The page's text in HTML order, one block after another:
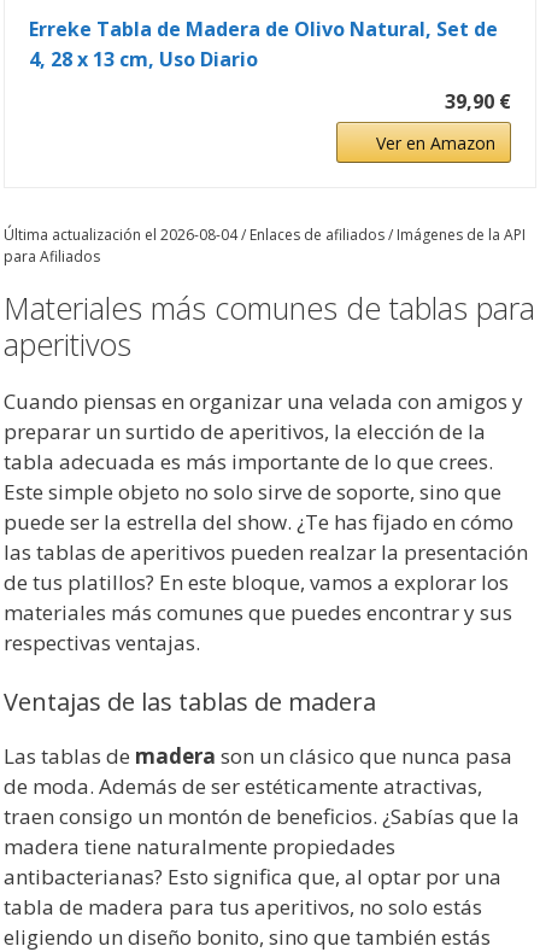
Erreke Tabla de Madera de Olivo Natural, Set de
4, 28 x 13 cm, Uso Diario
39,90 €
Ver en Amazon
Última actualización el 2026-08-04 / Enlaces de afiliados / Imágenes de la API
para Afiliados
Materiales más comunes de tablas para
aperitivos
Cuando piensas en organizar una velada con amigos y
preparar un surtido de aperitivos, la elección de la
tabla adecuada es más importante de lo que crees.
Este simple objeto no solo sirve de soporte, sino que
puede ser la estrella del show. ¿Te has fijado en cómo
las tablas de aperitivos pueden realzar la presentación
de tus platillos? En este bloque, vamos a explorar los
materiales más comunes que puedes encontrar y sus
respectivas ventajas.
Ventajas de las tablas de madera
Las tablas de madera son un clásico que nunca pasa
de moda. Además de ser estéticamente atractivas,
traen consigo un montón de beneficios. ¿Sabías que la
madera tiene naturalmente propiedades
antibacterianas? Esto significa que, al optar por una
tabla de madera para tus aperitivos, no solo estás
eligiendo un diseño bonito, sino que también estás